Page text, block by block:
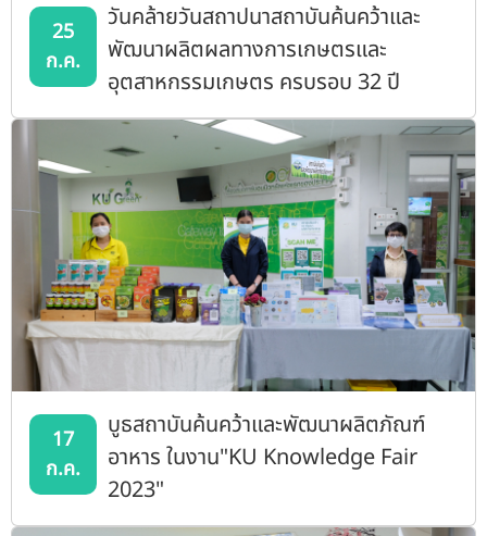
25
ก.ค.
วันคล้ายวันสถาปนาสถาบันค้นคว้าและ
พัฒนาผลิตผลทางการเกษตรและ
อุตสาหกรรมเกษตร ครบรอบ 32 ปี
17
ก.ค.
บูธสถาบันค้นคว้าและพัฒนาผลิตภัณฑ์
อาหาร ในงาน"KU Knowledge Fair
2023"